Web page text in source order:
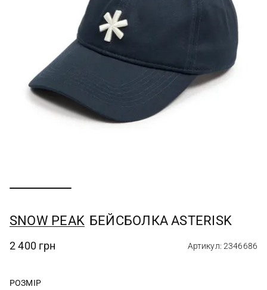
SNOW PEAK БЕЙСБОЛКА ASTERISK
2 400 грн Артикул: 2346686
РОЗМІР